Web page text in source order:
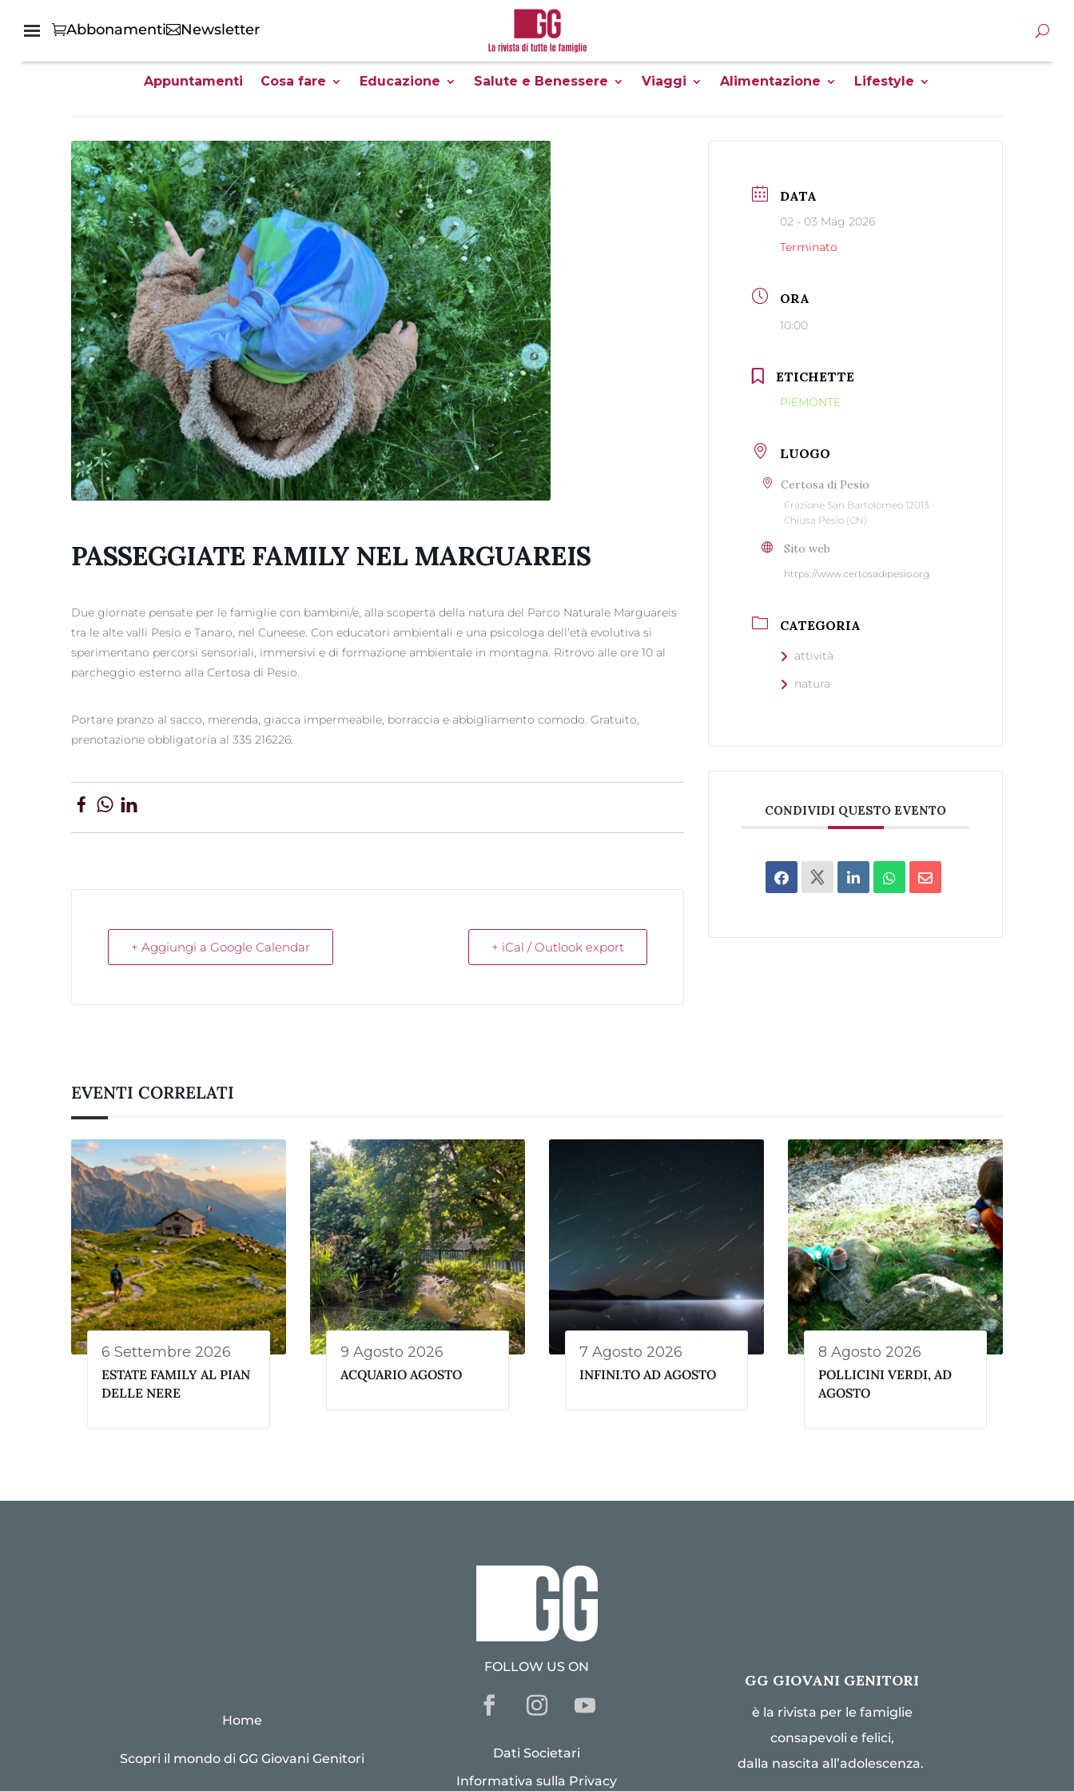
Abbonamenti Newsletter
Appuntamenti Cosa fare Educazione Salute e Benessere Viaggi Alimentazione Lifestyle
PASSEGGIATE FAMILY NEL MARGUAREIS
Due giornate pensate per le famiglie con bambini/e, alla scoperta della natura del Parco Naturale Marguareis
tra le alte valli Pesio e Tanaro, nel Cuneese. Con educatori ambientali e una psicologa dell’età evolutiva si
sperimentano percorsi sensoriali, immersivi e di formazione ambientale in montagna. Ritrovo alle ore 10 al
parcheggio esterno alla Certosa di Pesio.
Portare pranzo al sacco, merenda, giacca impermeabile, borraccia e abbigliamento comodo. Gratuito,
prenotazione obbligatoria al 335 216226.
+ Aggiungi a Google Calendar + iCal / Outlook export
DATA
02 - 03 Mag 2026
Terminato
ORA
10:00
ETICHETTE
PIEMONTE
LUOGO
Certosa di Pesio
Frazione San Bartolomeo 12013
Chiusa Pesio (CN)
Sito web
https://www.certosadipesio.org
CATEGORIA
attività
natura
CONDIVIDI QUESTO EVENTO
EVENTI CORRELATI
6 Settembre 2026
ESTATE FAMILY AL PIAN
DELLE NERE
9 Agosto 2026
ACQUARIO AGOSTO
7 Agosto 2026
INFINI.TO AD AGOSTO
8 Agosto 2026
POLLICINI VERDI, AD
AGOSTO
Home
Scopri il mondo di GG Giovani Genitori
FOLLOW US ON
Dati Societari
Informativa sulla Privacy
GG GIOVANI GENITORI
è la rivista per le famiglie
consapevoli e felici,
dalla nascita all’adolescenza.